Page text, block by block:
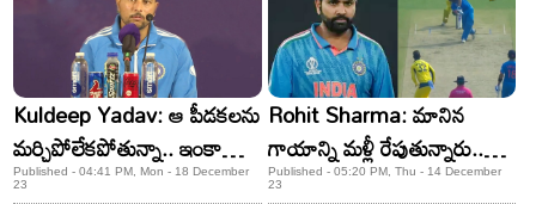
Kuldeep Yadav: ఆ పీడకలను
మర్చిపోలేకపోతున్నా.. ఇంకా
వెంటాడుతోంది: కుల్దీప్ యాదవ్
Published - 04:41 PM, Mon - 18 December
23
Rohit Sharma: మానిన
గాయాన్ని మళ్లీ రేపుతున్నారు..
రోహిత్ శర్మను వదలని ఆసీస్!
Published - 05:20 PM, Thu - 14 December
23